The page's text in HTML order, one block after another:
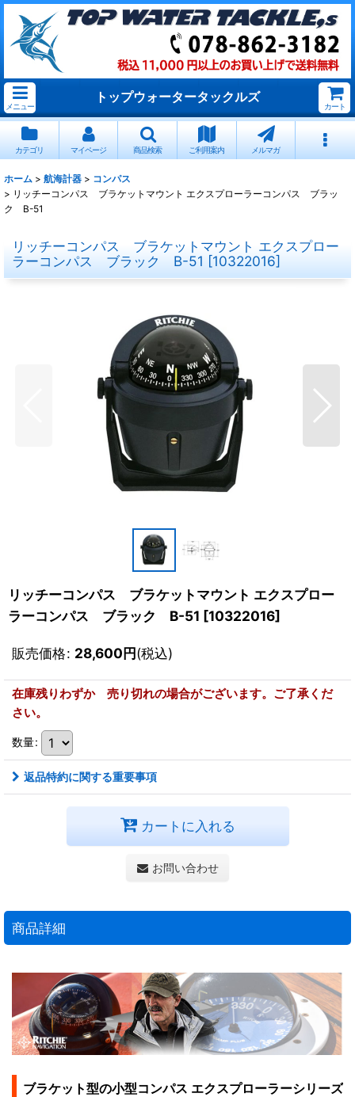
メニュー
トップウォータータックルズ
カート
カテゴリ マイページ 商品検索 ご利用案内 メルマガ
ホーム > 航海計器 > コンパス
> リッチーコンパス ブラケットマウント エクスプローラーコンパス ブラッ
ク B-51
リッチーコンパス ブラケットマウント エクスプロー
ラーコンパス ブラック B-51 [10322016]
リッチーコンパス ブラケットマウント エクスプロー
ラーコンパス ブラック B-51 [10322016]
販売価格: 28,600円(税込)
在庫残りわずか 売り切れの場合がございます。ご了承くだ
さい。
数量:
返品特約に関する重要事項
カートに入れる
お問い合わせ
商品詳細
ブラケット型の小型コンパス エクスプローラーシリーズ